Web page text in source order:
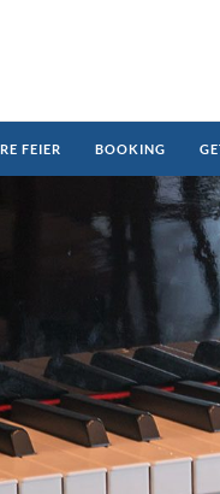
FEIER BOOKING